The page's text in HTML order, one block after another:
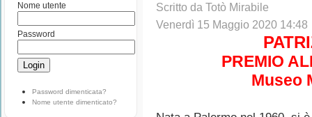
Nome utente
Password
Password dimenticata?
Nome utente dimenticato?
Scritto da Totò Mirabile
Venerdì 15 Maggio 2020 14:48
PREMIO
Museo